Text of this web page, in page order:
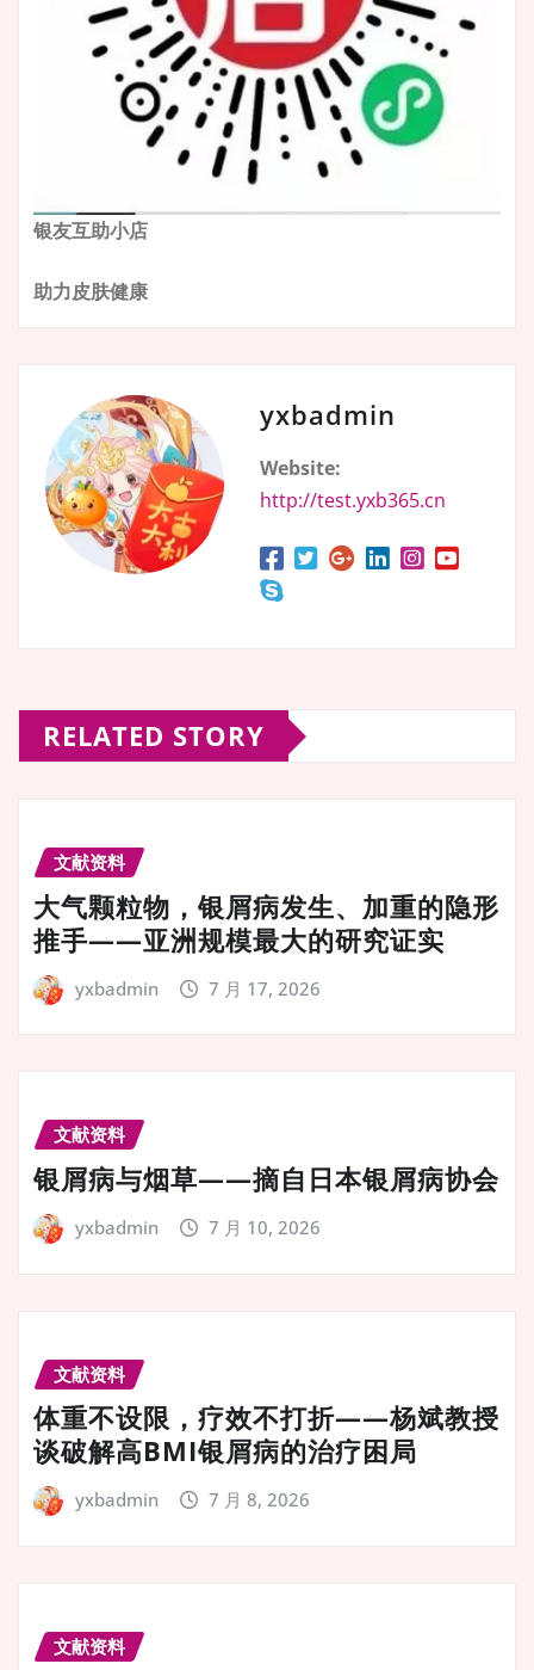
银友互助小店
助力皮肤健康
yxbadmin
Website:
http://test.yxb365.cn
RELATED STORY
文献资料
大气颗粒物，银屑病发生、加重的隐形
推手——亚洲规模最大的研究证实
yxbadmin 7 月 17, 2026
文献资料
银屑病与烟草——摘自日本银屑病协会
yxbadmin 7 月 10, 2026
文献资料
体重不设限，疗效不打折——杨斌教授
谈破解高BMI银屑病的治疗困局
yxbadmin 7 月 8, 2026
文献资料